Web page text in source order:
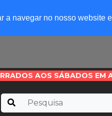
navegar no nosso website
AOS SÁBADOS EM